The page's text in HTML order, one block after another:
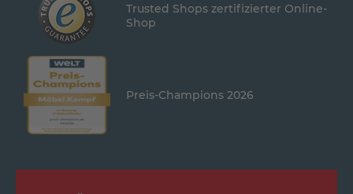
Trusted Shops zertifizierter Online-
Shop
Preis-Champions 2026